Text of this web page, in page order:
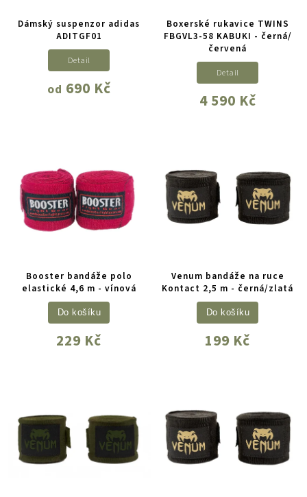
Dámský suspenzor adidas
ADITGF01
od 690 Kč
Detail
Boxerské rukavice TWINS
FBGVL3-58 KABUKI - černá/
červená
4 590 Kč
Detail
Booster bandáže polo
elastické 4,6 m - vínová
229 Kč
Do košíku
Venum bandáže na ruce
Kontact 2,5 m - černá/zlatá
199 Kč
Do košíku